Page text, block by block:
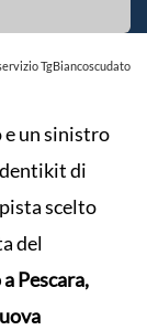
TgBiancoscudato
e un sinistro
di
scelto
del
Pescara,